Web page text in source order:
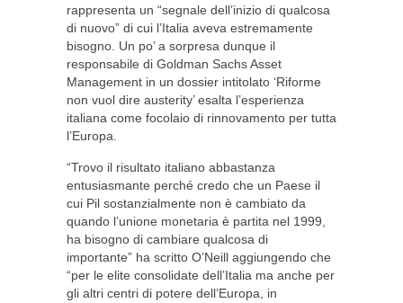
rappresenta un “segnale dell’inizio di qualcosa
di nuovo” di cui l’Italia aveva estremamente
bisogno. Un po’ a sorpresa dunque il
responsabile di Goldman Sachs Asset
Management in un dossier intitolato ‘Riforme
non vuol dire austerity’ esalta l’esperienza
italiana come focolaio di rinnovamento per tutta
l’Europa.
“Trovo il risultato italiano abbastanza
entusiasmante perché credo che un Paese il
cui Pil sostanzialmente non è cambiato da
quando l’unione monetaria è partita nel 1999,
ha bisogno di cambiare qualcosa di
importante” ha scritto O’Neill aggiungendo che
“per le elite consolidate dell’Italia ma anche per
gli altri centri di potere dell’Europa, in